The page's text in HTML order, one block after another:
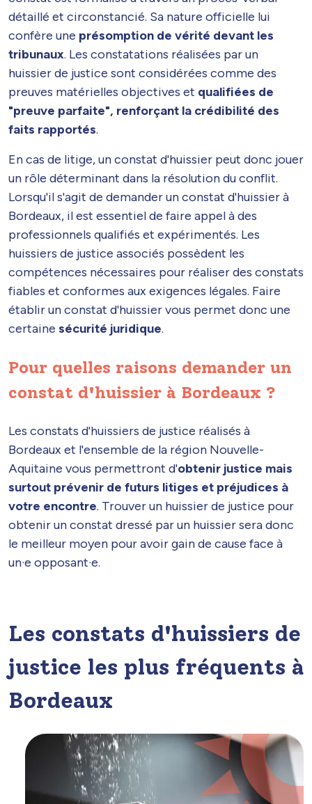
détaillé et circonstancié. Sa nature officielle lui
confère une présomption de vérité devant les
tribunaux. Les constatations réalisées par un
huissier de justice sont considérées comme des
preuves matérielles objectives et qualifiées de
"preuve parfaite", renforçant la crédibilité des
faits rapportés.
En cas de litige, un constat d'huissier peut donc jouer
un rôle déterminant dans la résolution du conflit.
Lorsqu'il s'agit de demander un constat d'huissier à
Bordeaux, il est essentiel de faire appel à des
professionnels qualifiés et expérimentés. Les
huissiers de justice associés possèdent les
compétences nécessaires pour réaliser des constats
fiables et conformes aux exigences légales. Faire
établir un constat d'huissier vous permet donc une
certaine sécurité juridique.
Pour quelles raisons demander un
constat d'huissier à Bordeaux ?
Les constats d'huissiers de justice réalisés à
Bordeaux et l'ensemble de la région Nouvelle-
Aquitaine vous permettront d'obtenir justice mais
surtout prévenir de futurs litiges et préjudices à
votre encontre. Trouver un huissier de justice pour
obtenir un constat dressé par un huissier sera donc
le meilleur moyen pour avoir gain de cause face à
un·e opposant·e.
Les constats d'huissiers de
justice les plus fréquents à
Bordeaux